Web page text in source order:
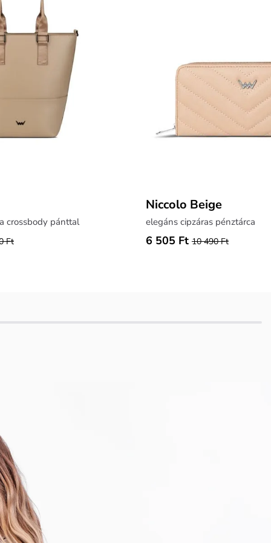
crossbody pánttal
Ft
Niccolo Beige
elegáns cipzáras pénztárca
6 505 Ft 10 490 Ft